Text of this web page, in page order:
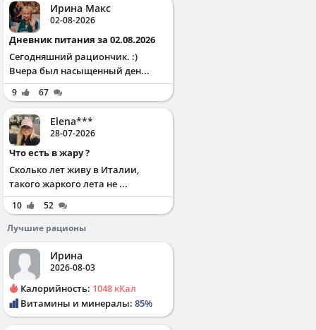
Ирина Макс
02-08-2026
Дневник питания за 02.08.2026
Сегодняшний рациончик. :)
Вчера был насыщенный ден...
9 67
Elena***
28-07-2026
Что есть в жару ?
Сколько лет живу в Италии,
такого жаркого лета не ...
10
52
Лучшие рационы
Ирина
2026-08-03
Калорийность: 1048 кКал
Витамины и минералы: 85%